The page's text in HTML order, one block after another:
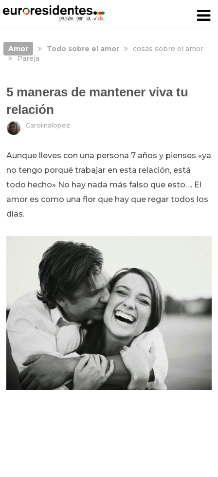
Amor Todo sobre el amor
cosas sobre el amor
Pareja
5 maneras de mantener viva tu
relación
Carolinalopez
Aunque lleves con una persona 7 años y pienses «ya
no tengo porqué trabajar en esta relación, está
todo hecho» No hay nada más falso que esto…. El
amor es como una flor que hay que regar todos los
días.